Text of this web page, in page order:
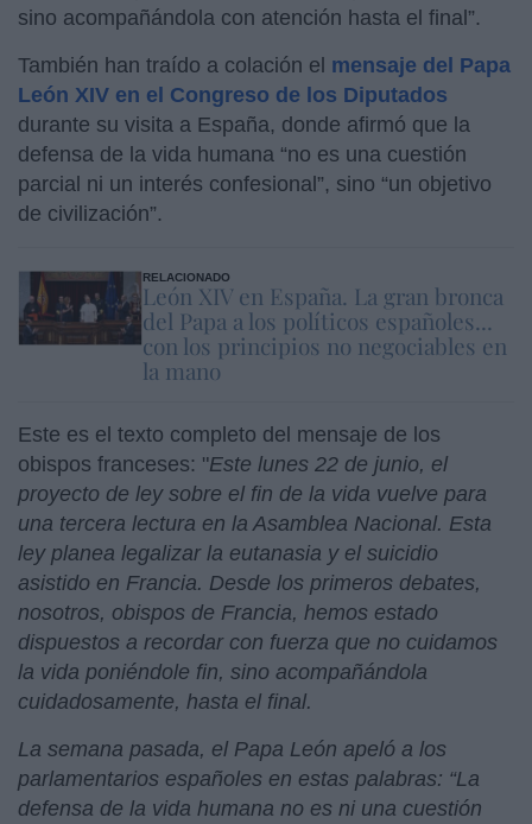
sino acompañándola con atención hasta el final”.
También han traído a colación el mensaje del Papa
León XIV en el Congreso de los Diputados
durante su visita a España, donde afirmó que la
defensa de la vida humana “no es una cuestión
parcial ni un interés confesional”, sino “un objetivo
de civilización”.
RELACIONADO
León XIV en España. La gran bronca
del Papa a los políticos españoles...
con los principios no negociables en
la mano
Este es el texto completo del mensaje de los
obispos franceses: "Este lunes 22 de junio, el
proyecto de ley sobre el fin de la vida vuelve para
una tercera lectura en la Asamblea Nacional. Esta
ley planea legalizar la eutanasia y el suicidio
asistido en Francia. Desde los primeros debates,
nosotros, obispos de Francia, hemos estado
dispuestos a recordar con fuerza que no cuidamos
la vida poniéndole fin, sino acompañándola
cuidadosamente, hasta el final.
La semana pasada, el Papa León apeló a los
parlamentarios españoles en estas palabras: “La
defensa de la vida humana no es ni una cuestión